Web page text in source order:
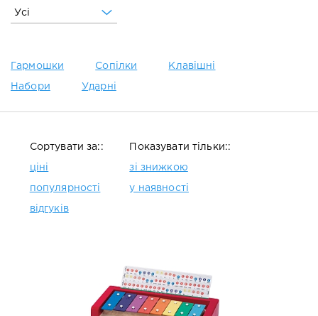
Усі
Гармошки Сопілки Клавішні
Набори Ударні
Сортувати за::
ціні
популярності
відгуків
Показувати тільки::
зі знижкою
у наявності